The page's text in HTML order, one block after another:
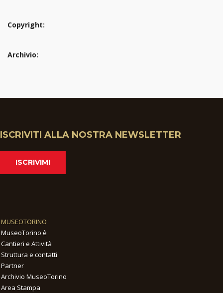
Copyright:
Archivio:
ISCRIVITI ALLA NOSTRA NEWSLETTER
ISCRIVIMI
MUSEOTORINO
MuseoTorino è
Cantieri e Attività
Struttura e contatti
Partner
Archivio MuseoTorino
Area Stampa